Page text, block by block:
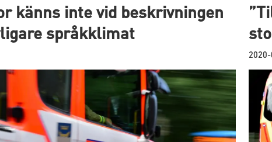
känns inte vid beskrivningen
språkklimat